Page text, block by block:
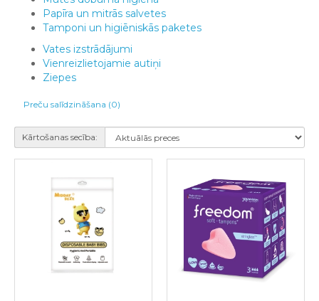
Papīra un mitrās salvetes
Tamponi un higiēniskās paketes
Vates izstrādājumi
Vienreizlietojamie autiņi
Ziepes
Preču salīdzināšana (0)
Kārtošanas secība: